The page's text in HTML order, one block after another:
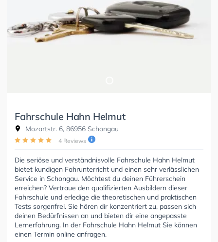
Fahrschule Hahn Helmut
Mozartstr. 6, 86956 Schongau
4 Reviews
Die seriöse und verständnisvolle Fahrschule Hahn Helmut
bietet kundigen Fahrunterricht und einen sehr verlässlichen
Service in Schongau. Möchtest du deinen Führerschein
erreichen? Vertraue den qualifizierten Ausbildern dieser
Fahrschule und erledige die theoretischen und praktischen
Tests sorgenfrei. Sie hören dir konzentriert zu, passen sich
deinen Bedürfnissen an und bieten dir eine angepasste
Lernerfahrung. In der Fahrschule Hahn Helmut Sie können
einen Termin online anfragen.